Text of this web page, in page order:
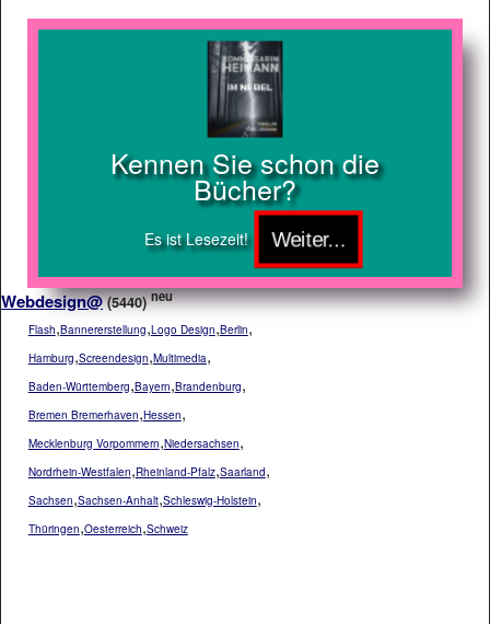
Kennen Sie schon die
Bücher?
Es ist Lesezeit!
Webdesign@ (5440) neu
Flash,Bannererstellung,Logo Design,Berlin,
Hamburg,Screendesign,Multimedia,
Baden-Württemberg,Bayern,Brandenburg,
Bremen Bremerhaven,Hessen,
Mecklenburg Vorpommern,Niedersachsen,
Nordrhein-Westfalen,Rheinland-Pfalz,Saarland,
Sachsen,Sachsen-Anhalt,Schleswig-Holstein,
Thüringen,Oesterreich,Schweiz